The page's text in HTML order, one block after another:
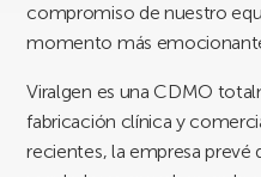
compromiso de nuestro
momento más
Viralgen es una CDMO
fabricación clínica y
recientes, la empresa prevé